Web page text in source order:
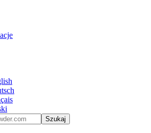
Szukaj